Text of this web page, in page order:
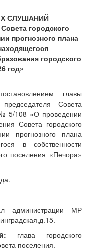
СЛУШАНИЙ
городского
прогнозного плана
городского
год»
главы
Совета
№ 5/108 «О проведении
Совета городского
прогнозного плана
в собственности
поселения «Печора»
администрации МР
глава городского
поселения.